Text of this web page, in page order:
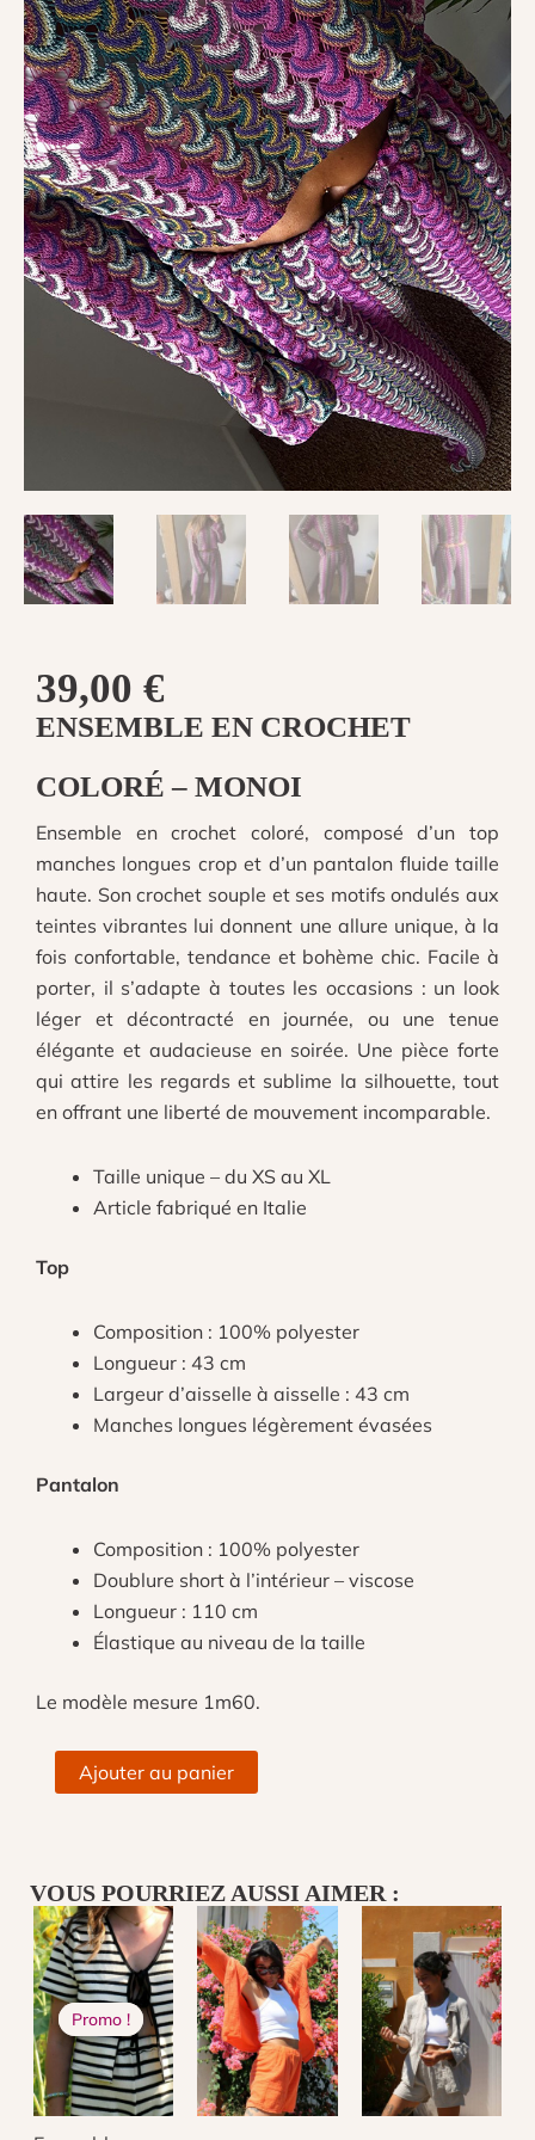
39,00 €
ENSEMBLE EN CROCHET
COLORÉ – MONOI
Ensemble en crochet coloré, composé d’un top
manches longues crop et d’un pantalon fluide taille
haute. Son crochet souple et ses motifs ondulés aux
teintes vibrantes lui donnent une allure unique, à la
fois confortable, tendance et bohème chic. Facile à
porter, il s’adapte à toutes les occasions : un look
léger et décontracté en journée, ou une tenue
élégante et audacieuse en soirée. Une pièce forte
qui attire les regards et sublime la silhouette, tout
en offrant une liberté de mouvement incomparable.
Taille unique – du XS au XL
Article fabriqué en Italie
Top
Composition : 100% polyester
Longueur : 43 cm
Largeur d’aisselle à aisselle : 43 cm
Manches longues légèrement évasées
Pantalon
Composition : 100% polyester
Doublure short à l’intérieur – viscose
Longueur : 110 cm
Élastique au niveau de la taille
Le modèle mesure 1m60.
quantité
de
crochet
coloré
-
Monoi
Ajouter au panier
VOUS POURRIEZ AUSSI AIMER :
Promo !
Promo !
LE
PRIX
INITIAL
LE
PRIX
ACTUEL